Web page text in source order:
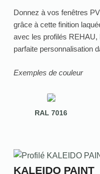
Donnez à vos fenêtres
grâce à cette finition
avec les profilés
parfaite personnalisation
Exemples de couleur
RAL 7016
KALEIDO PAINT